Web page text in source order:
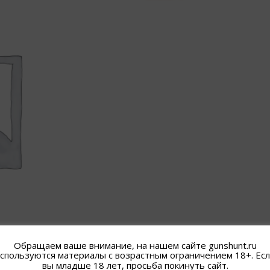
Обращаем ваше внимание, на нашем сайте gunshunt.ru
материалы с возрастным ограничением 18+.
вы младше 18 лет, просьба покинуть сайт.